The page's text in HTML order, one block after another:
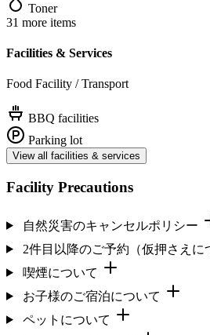
Toner
31 more items
Facilities & Services
Food Facility / Transport
BBQ facilities
Parking lot
View all facilities & services
Facility Precautions
自然災害のキャンセルポリシー
2件目以降のご予約（仮押さえに
喫煙について
お子様のご宿泊について
ペットについて